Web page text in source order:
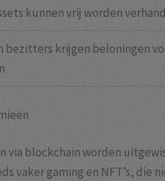
kunnen vrij worden
bezitters krijgen beloningen
via blockchain worden
vaker gaming en NFT’s,